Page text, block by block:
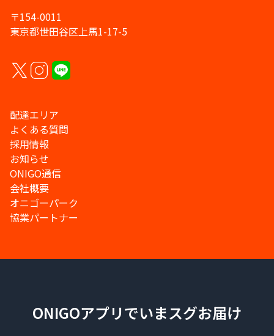
〒154-0011
東京都世田谷区上馬1-17-5
配達エリア
よくある質問
採用情報
お知らせ
ONIGO通信
会社概要
オニゴーパーク
協業パートナー
ONIGOアプリでいまスグお届け